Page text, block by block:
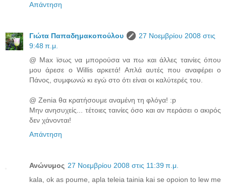
Απάντηση
Γιώτα Παπαδημακοπούλου
27 Νοεμβρίου 2008 στις
9:48 π.μ.
@ Max ϊσως να μπορούσα να πω και άλλες ταινίες όπου
μου άρεσε ο Willis αρκετά! Απλά αυτές που αναφέρει ο
Πάνος, συμφωνώ κι εγώ στο ότι είναι οι καλύτερές του.
@ Zenia θα κρατήσουμε αναμένη τη φλόγα! :p
Μην ανησυχείς... τέτοιες ταινίες όσο και αν περάσει ο ακιρός
δεν χάνονται!
Απάντηση
Ανώνυμος 27 Νοεμβρίου 2008 στις 11:39 π.μ.
kala, ok as poume, apla teleia tainia kai se opoion to lew me